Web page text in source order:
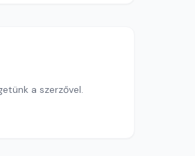
a szerzővel.